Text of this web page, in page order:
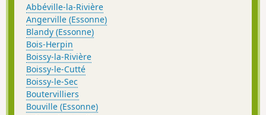
Abbéville-la-Rivière
Angerville (Essonne)
Blandy (Essonne)
Bois-Herpin
Boissy-la-Rivière
Boissy-le-Cutté
Boissy-le-Sec
Boutervilliers
Bouville (Essonne)